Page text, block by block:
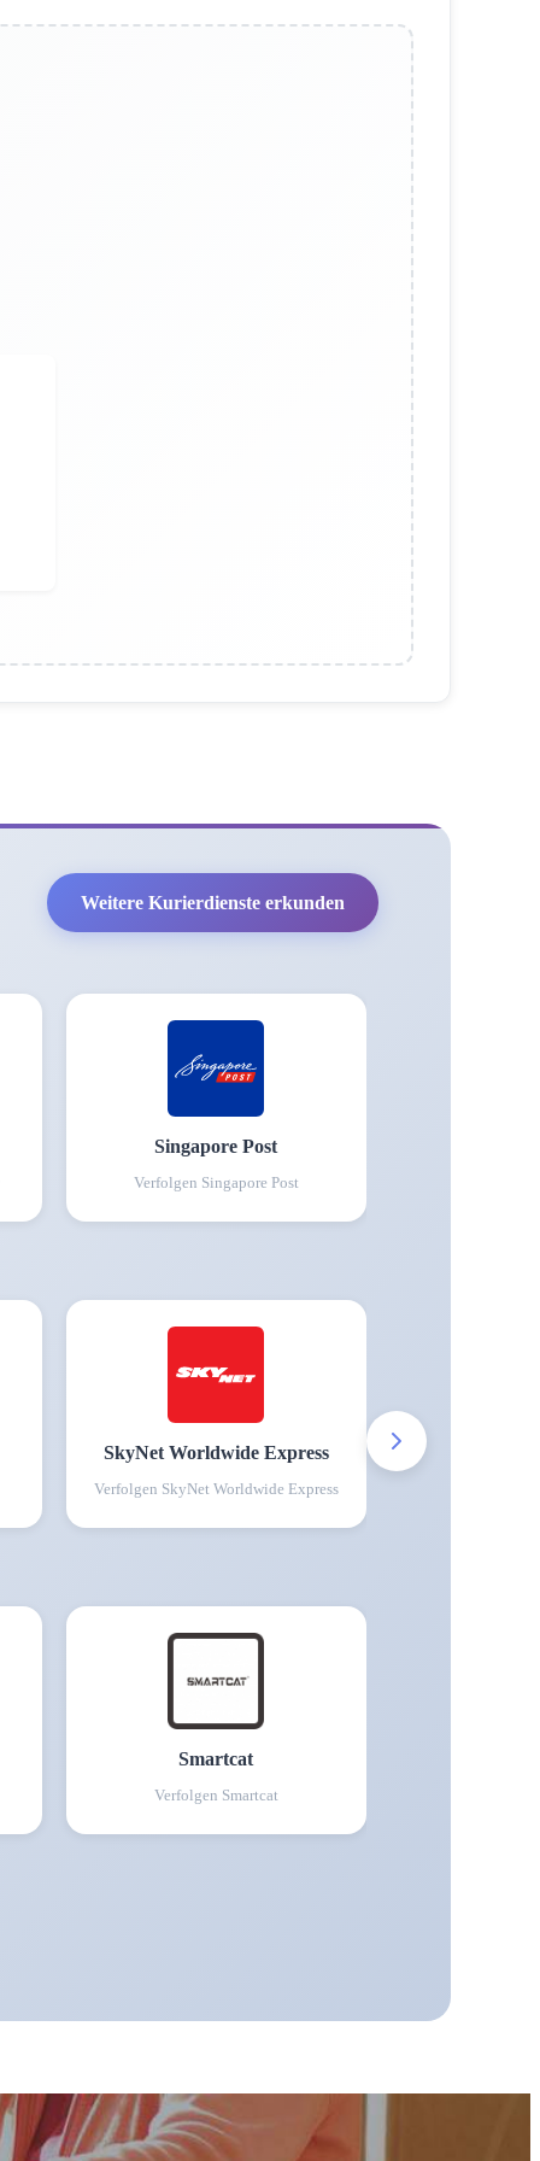
Weitere Kurierdienste erkunden
Singapore Post
Verfolgen Singapore Post
SkyNet Worldwide Express
Verfolgen SkyNet Worldwide Express
Smartcat
Verfolgen Smartcat